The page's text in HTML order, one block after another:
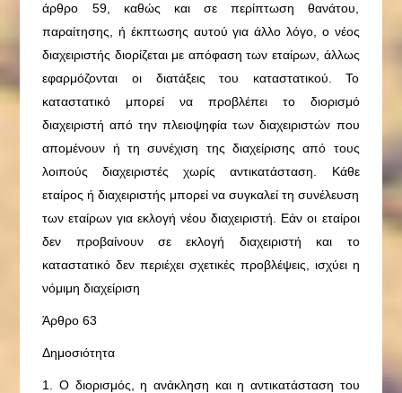
άρθρο 59, καθώς και σε περίπτωση θανάτου,
παραίτησης, ή έκπτωσης αυτού για άλλο λόγο, ο νέος
διαχειριστής διορίζεται με απόφαση των εταίρων, άλλως
εφαρμόζονται οι διατάξεις του καταστατικού. Το
καταστατικό μπορεί να προβλέπει το διορισμό
διαχειριστή από την πλειοψηφία των διαχειριστών που
απομένουν ή τη συνέχιση της διαχείρισης από τους
λοιπούς διαχειριστές χωρίς αντικατάσταση. Κάθε
εταίρος ή διαχειριστής μπορεί να συγκαλεί τη συνέλευση
των εταίρων για εκλογή νέου διαχειριστή. Εάν οι εταίροι
δεν προβαίνουν σε εκλογή διαχειριστή και το
καταστατικό δεν περιέχει σχετικές προβλέψεις, ισχύει η
νόμιμη διαχείριση
Άρθρο 63
Δημοσιότητα
1. Ο διορισμός, η ανάκληση και η αντικατάσταση του